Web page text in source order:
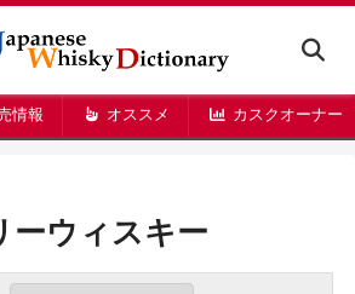
情報 オススメ カスクオーナー
ーウィスキー